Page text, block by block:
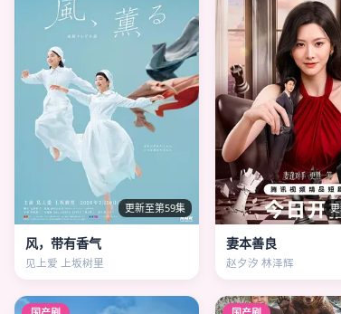
更新至第59集
风，带有香气
见上爱 上坂树里
妻本善良
赵夕汐 林泽辉